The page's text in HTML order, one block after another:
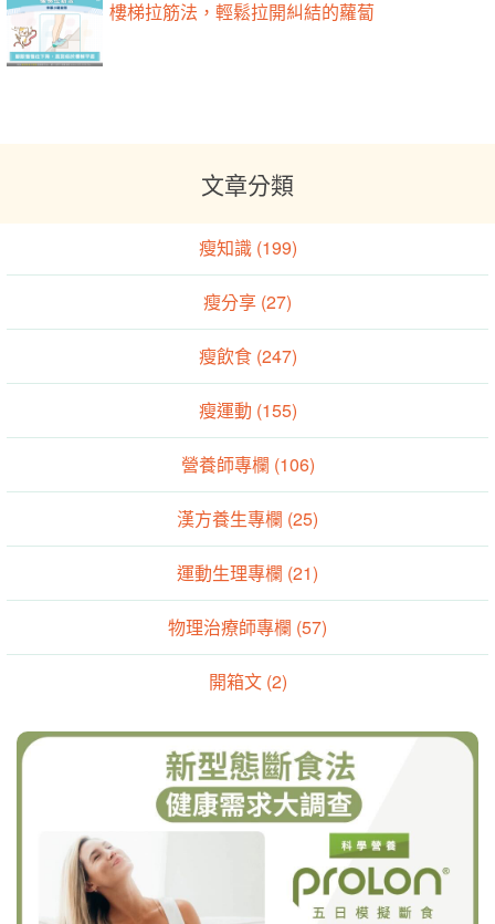
樓梯拉筋法，輕鬆拉開糾結的蘿蔔
文章分類
瘦知識 (199)
瘦分享 (27)
瘦飲食 (247)
瘦運動 (155)
營養師專欄 (106)
漢方養生專欄 (25)
運動生理專欄 (21)
物理治療師專欄 (57)
開箱文 (2)